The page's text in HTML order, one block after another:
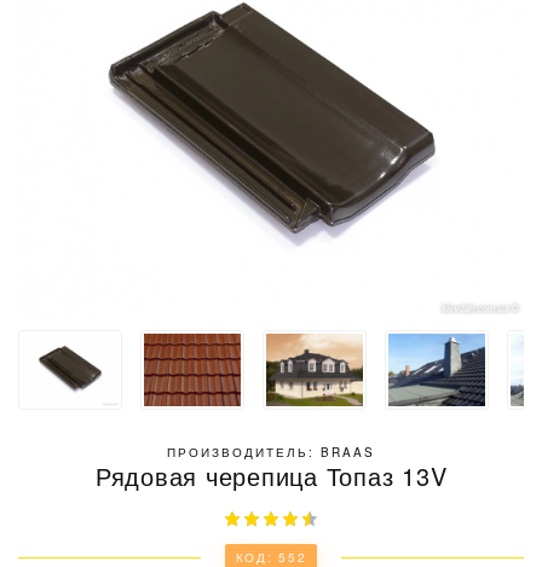
ПРОИЗВОДИТЕЛЬ: BRAAS
Рядовая черепица Топаз 13V
КОД: 552